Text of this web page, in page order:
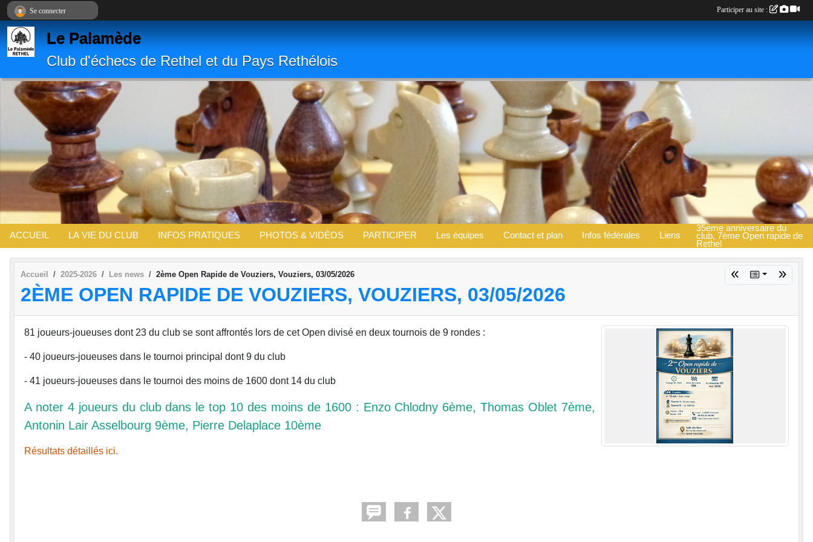
Le Palamède
Club d'échecs de Rethel et du Pays Rethélois
ACCUEIL LA VIE DU CLUB INFOS PRATIQUES PHOTOS & VIDÉOS PARTICIPER Les équipes Contact et plan Infos fédérales Liens
35ème anniversaire du
club, 7ème Open rapide de
Rethel
Accueil 2025-2026 Les news 2ème Open Rapide de Vouziers, Vouziers, 03/05/2026
2ÈME OPEN RAPIDE DE VOUZIERS, VOUZIERS, 03/05/2026
81 joueurs-joueuses dont 23 du club se sont affrontés lors de cet Open divisé en deux tournois de 9 rondes :
- 40 joueurs-joueuses dans le tournoi principal dont 9 du club
- 41 joueurs-joueuses dans le tournoi des moins de 1600 dont 14 du club
A noter 4 joueurs du club dans le top 10 des moins de 1600 : Enzo Chlodny 6ème, Thomas Oblet 7ème,
Antonin Lair Asselbourg 9ème, Pierre Delaplace 10ème
Résultats détaillés ici.
Se connecter Participer au site :
Panneau de gestion des cookies